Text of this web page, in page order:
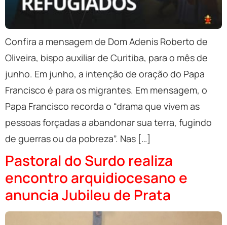
Confira a mensagem de Dom Adenis Roberto de
Oliveira, bispo auxiliar de Curitiba, para o mês de
junho. Em junho, a intenção de oração do Papa
Francisco é para os migrantes. Em mensagem, o
Papa Francisco recorda o “drama que vivem as
pessoas forçadas a abandonar sua terra, fugindo
de guerras ou da pobreza”. Nas […]
Pastoral do Surdo realiza
encontro arquidiocesano e
anuncia Jubileu de Prata